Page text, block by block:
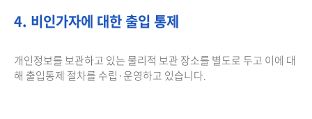
4. 비인가자에 대한 출입 통제
개인정보를 보관하고 있는 물리적 보관 장소를 별도로 두고 이에 대
해 출입통제 절차를 수립·운영하고 있습니다.